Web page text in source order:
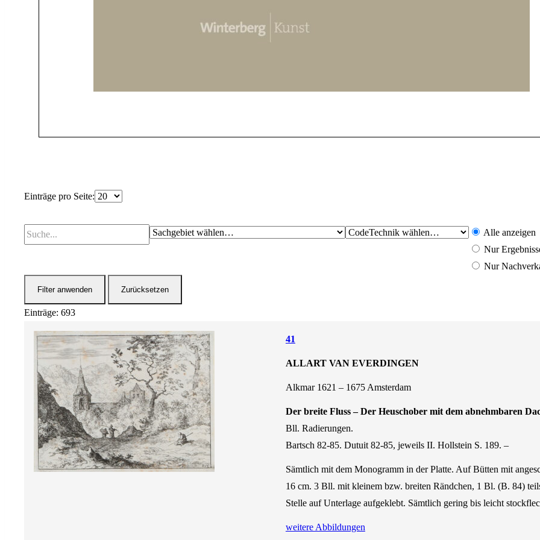
Einträge pro Seite:
Alle anzeigen
Nur
Nur
Filter anwenden Zurücksetzen
Einträge: 693
41
ALLART VAN EVERDINGEN
Alkmar 1621 – 1675 Amsterdam
Der breite Fluss – Der Heuschober mit dem abnehmbaren
Bll. Radierungen.
Bartsch 82-85. Dutuit 82-85, jeweils II. Hollstein S. 189. –
Sämtlich mit dem Monogramm in der Platte. Auf Bütten mit
16 cm. 3 Bll. mit kleinem bzw. breiten Rändchen, 1 Bl. (B. 84)
Stelle auf Unterlage aufgeklebt. Sämtlich gering bis leicht
weitere Abbildungen